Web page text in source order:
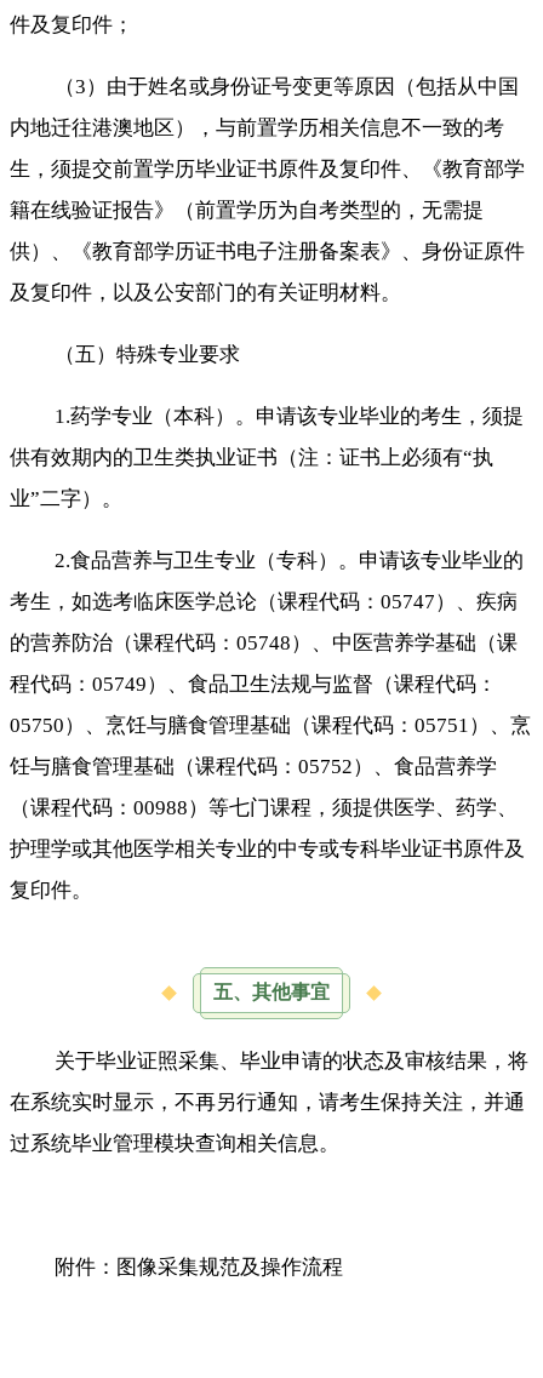
件及复印件；
（3）由于姓名或身份证号变更等原因（包括从中国
内地迁往港澳地区），与前置学历相关信息不一致的考
生，须提交前置学历毕业证书原件及复印件、《教育部学
籍在线验证报告》（前置学历为自考类型的，无需提
供）、《教育部学历证书电子注册备案表》、身份证原件
及复印件，以及公安部门的有关证明材料。
（五）特殊专业要求
1.药学专业（本科）。申请该专业毕业的考生，须提
供有效期内的卫生类执业证书（注：证书上必须有“执
业”二字）。
2.食品营养与卫生专业（专科）。申请该专业毕业的
考生，如选考临床医学总论（课程代码：05747）、疾病
的营养防治（课程代码：05748）、中医营养学基础（课
程代码：05749）、食品卫生法规与监督（课程代码：
05750）、烹饪与膳食管理基础（课程代码：05751）、烹
饪与膳食管理基础（课程代码：05752）、食品营养学
（课程代码：00988）等七门课程，须提供医学、药学、
护理学或其他医学相关专业的中专或专科毕业证书原件及
复印件。
五、其他事宜
关于毕业证照采集、毕业申请的状态及审核结果，将
在系统实时显示，不再另行通知，请考生保持关注，并通
过系统毕业管理模块查询相关信息。
附件：图像采集规范及操作流程